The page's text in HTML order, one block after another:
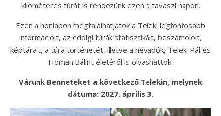
kilométeres túrát is rendezünk ezen a tavaszi napon.
Ezen a honlapon megtalálhatjátok a Teleki legfontosabb
információit, az eddigi túrák statisztikáit, beszámolóit,
képtárait, a túra történetét, illetve a névadók, Teleki Pál és
Hóman Bálint életéről is olvashattok.
Várunk Benneteket a következő Telekin, melynek
dátuma: 2027. április 3.